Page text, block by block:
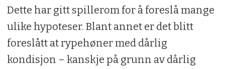
Dette har gitt spillerom for å foreslå mange
ulike hypoteser. Blant annet er det blitt
foreslått at rypehøner med dårlig
kondisjon – kanskje på grunn av dårlig